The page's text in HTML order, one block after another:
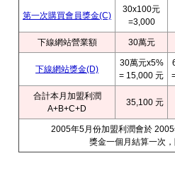
第一次購買會員獎金(C)
30x100元
=3,000
下線網站營業額 30萬元
下線網站獎金(D)
30萬元x5%
= 15,000 元
合計本月加盟利潤
A+B+C+D
35,100 元
2005年5月份加盟利潤會於
獎金一個月結算一次